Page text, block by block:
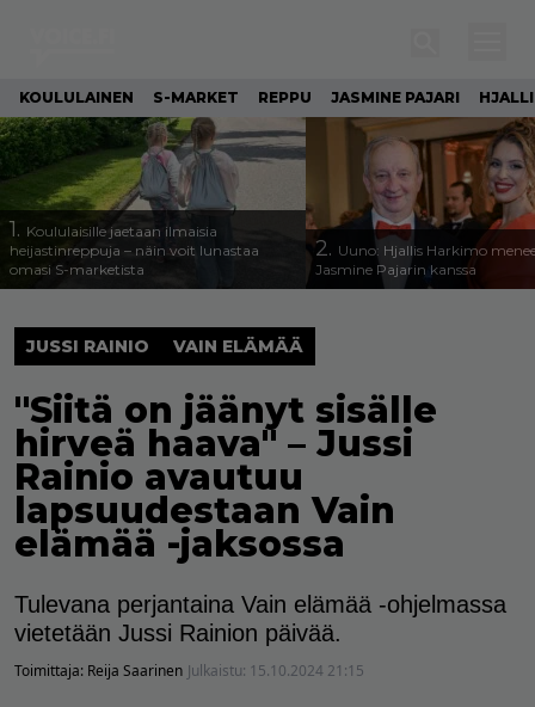
KOULULAINEN S-MARKET REPPU JASMINE PAJARI
1. Koululaisille jaetaan ilmaisia
heijastinreppuja – näin voit lunastaa
omasi S-marketista
2. Uuno: Hjallis Harkimo
Jasmine Pajarin kanssa
JUSSI RAINIO VAIN ELÄMÄÄ
"Siitä on jäänyt sisälle
hirveä haava" – Jussi
Rainio avautuu
lapsuudestaan Vain
elämää -jaksossa
Tulevana perjantaina Vain elämää -ohjelmassa
vietetään Jussi Rainion päivää.
Toimittaja: Reija Saarinen Julkaistu: 15.10.2024 21:15